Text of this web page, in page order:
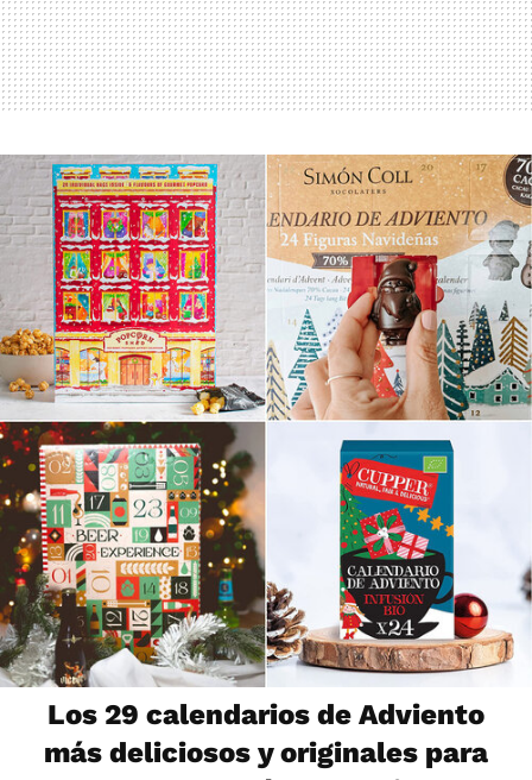
Los 29 calendarios de Adviento
más deliciosos y originales para